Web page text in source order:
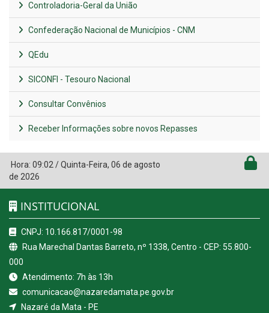
Controladoria-Geral da União
Confederação Nacional de Municípios - CNM
QEdu
SICONFI - Tesouro Nacional
Consultar Convênios
Receber Informações sobre novos Repasses
Hora: 09:02 /Quinta-Feira, 06 de agosto
de 2026
INSTITUCIONAL
CNPJ: 10.166.817/0001-98
Rua Marechal Dantas Barreto, nº 1338, Centro - CEP: 55.800-
000
Atendimento: 7h às 13h
comunicacao@nazaredamata.pe.gov.br
Nazaré da Mata - PE